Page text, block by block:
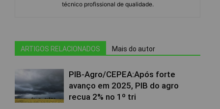
técnico profissional de qualidade.
ARTIGOS RELACIONADOS Mais do autor
PIB-Agro/CEPEA:Após forte
avanço em 2025, PIB do agro
recua 2% no 1º tri